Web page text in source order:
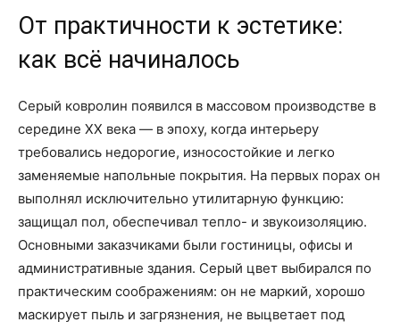
От практичности к эстетике:
как всё начиналось
Серый ковролин появился в массовом производстве в
середине XX века — в эпоху, когда интерьеру
требовались недорогие, износостойкие и легко
заменяемые напольные покрытия. На первых порах он
выполнял исключительно утилитарную функцию:
защищал пол, обеспечивал тепло- и звукоизоляцию.
Основными заказчиками были гостиницы, офисы и
административные здания. Серый цвет выбирался по
практическим соображениям: он не маркий, хорошо
маскирует пыль и загрязнения, не выцветает под